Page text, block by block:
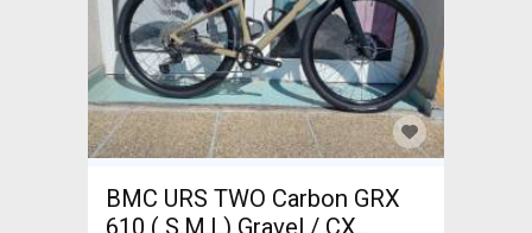
BMC URS TWO Carbon GRX
610 ( S,M,L) Gravel / CX